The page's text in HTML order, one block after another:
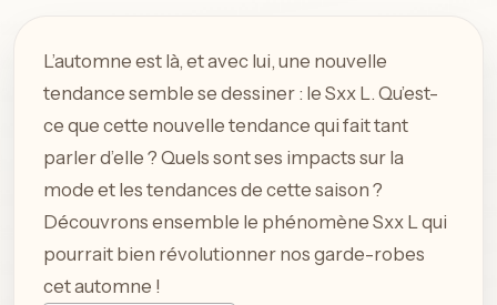
L’automne est là, et avec lui, une nouvelle
tendance semble se dessiner : le Sxx L. Qu’est-
ce que cette nouvelle tendance qui fait tant
parler d’elle ? Quels sont ses impacts sur la
mode et les tendances de cette saison ?
Découvrons ensemble le phénomène Sxx L qui
pourrait bien révolutionner nos garde-robes
cet automne !